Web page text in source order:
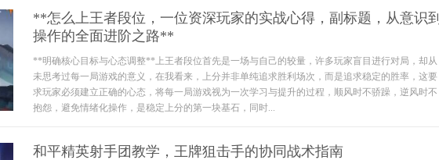
**怎么上王者段位，一位资深玩家的实战心得，副标题，从意识到
操作的全面进阶之路**
**明确核心目标与心态调整**上王者段位首先是一场与自己的较量，许多玩家盲目进行对局，却从
未思考过每一局游戏的意义，在我看来，上分并非单纯追求胜利场次，而是追求稳定的胜率，这要
求玩家必须建立正确的心态，将每一局游戏视为一次学习与提升的过程，顺风时不骄躁，逆风时不
抱怨，避免情绪化操作，是稳定上分的第一块基石，同时...
和平精英射手团教学，王牌狙击手的协同战术指南